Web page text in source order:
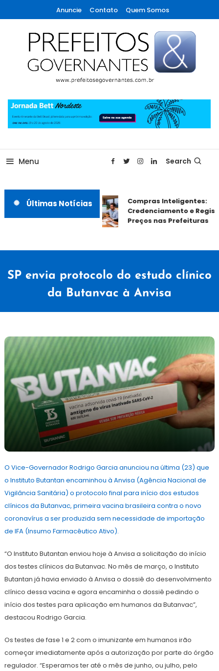
To
Content
Anuncie Contato Quem Somos
Prefeitos & Governantes
Menu Search
Últimas Notícias
Compras Inteligentes:
Credenciamento e
Preços nas Prefeituras
SP envia protocolo do estudo clínico
da Butanvac à Anvisa
abril
de
2021
Redação
O Vice-Governador Rodrigo Garcia anunciou na última (23) que
o Instituto Butantan encaminhou à Anvisa (Agência Nacional de
Vigilância Sanitária) o protocolo final para início dos estudos
clínicos da Butanvac, primeira vacina brasileira contra o novo
coronavírus a ser produzida sem necessidade de importação
de IFA (Insumo Farmacêutico Ativo).
“O Instituto Butantan enviou hoje à Anvisa a solicitação do início
dos testes clínicos da Butanvac. No mês de março, o Instituto
Butantan já havia enviado à Anvisa o dossiê do desenvolvimento
clínico dessa vacina e agora encaminha o dossiê pedindo o
início dos testes para aplicação em humanos da Butanvac”,
destacou Rodrigo Garcia.
Os testes de fase 1 e 2 com o imunizante em humanos irão
começar imediatamente após a autorização por parte do órgão
regulador. “Esperamos ter até o mês de junho, ou julho, pelo